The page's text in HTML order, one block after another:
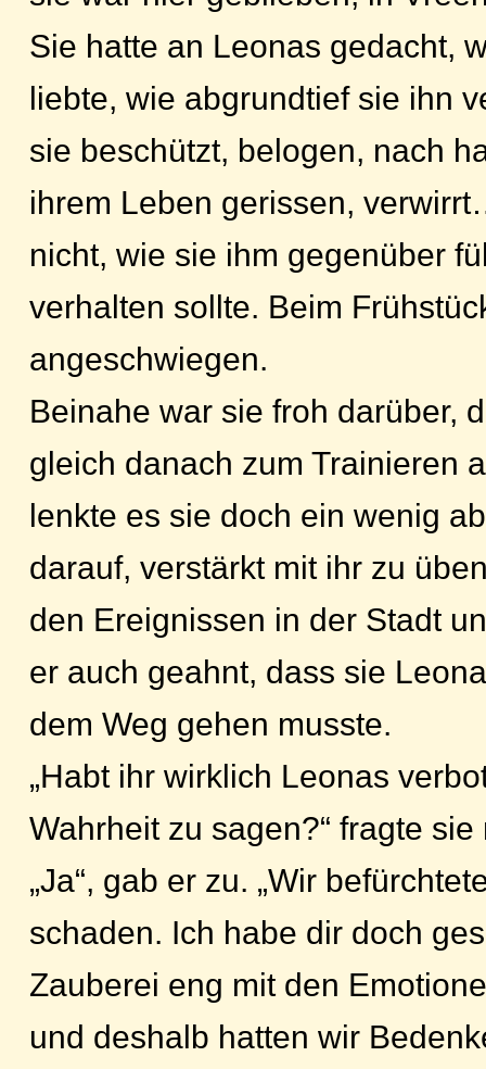
Sie hatte an Leonas gedacht,
liebte, wie abgrundtief sie ihn
sie beschützt, belogen, nach
ihrem Leben gerissen,
nicht, wie sie ihm gegenüber
verhalten sollte. Beim
angeschwiegen.
Beinahe war sie froh darüber,
gleich danach zum Trainieren
lenkte es sie doch ein wenig
darauf, verstärkt mit ihr zu
den Ereignissen in der Stadt
er auch geahnt, dass sie
dem Weg gehen musste.
„Habt ihr wirklich Leonas
Wahrheit zu sagen?“ fragte
„Ja“, gab er zu. „Wir
schaden. Ich habe dir doch
Zauberei eng mit den
und deshalb hatten wir